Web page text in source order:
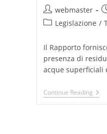
Post
author:
webmaster
PostLegislazione /
Il Rapporto
presenza di
acque superficiali
Continue Reading